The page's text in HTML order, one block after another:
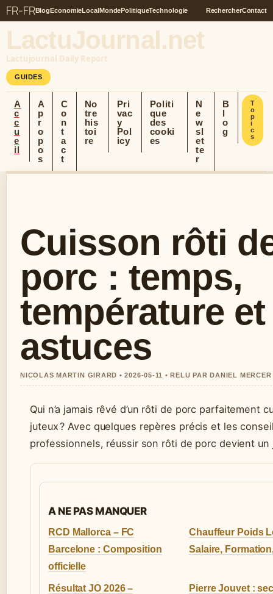
FR-FRBlogEconomieLocalMondePolitiqueTechnologie RechercherContact
LactuJournal.net
Lactujournal Daily Report
GUIDES
A
c
c
u
e
il
A
p
r
o
p
o
s
C
o
n
t
a
c
t
No
tre
his
toi
re
Pri
vac
y
Pol
icy
Politi
que
des
cooki
es
N
e
w
sl
et
te
r
B
l
o
g
T
o
p
i
c
s
Cuisson rôti
porc : temps,
température et
astuces
NICOLAS MARTIN GIRARD • 2026-05-11 • RELU PAR DANIEL MERCER
Qui n’a jamais rêvé d’un rôti de porc parfaitement
juteux ? Avec quelques repères précis et les
professionnels, réussir son rôti de porc devient un
A NE PAS MANQUER
RCD Mallorca – FC
Barcelone : Composition
officielle
Chauffeur Poids
Salaire,
Résultat JO 2026 –
Pierre Jouvet :